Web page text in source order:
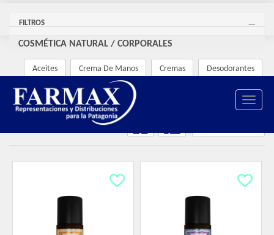
Toggle
FILTROS
COSMÉTICA NATURAL / CORPORALES
Aceites Crema De Manos Cremas Desodorantes
Exfoliantes/Máscaras Leches
productos